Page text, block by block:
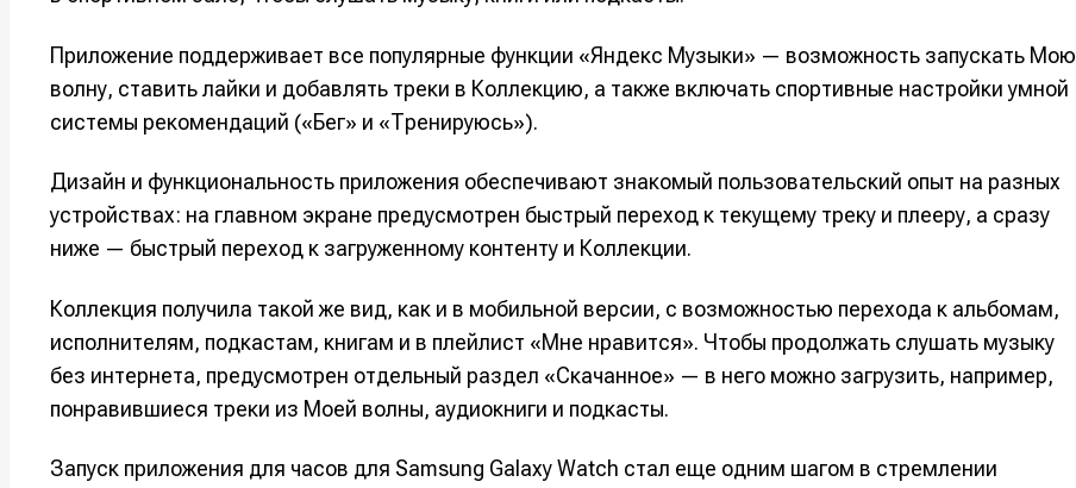
Приложение поддерживает все популярные функции «Яндекс Музыки» — возможность запускать Мою
волну, ставить лайки и добавлять треки в Коллекцию, а также включать спортивные настройки умной
системы рекомендаций («Бег» и «Тренируюсь»).
Дизайн и функциональность приложения обеспечивают знакомый пользовательский опыт на разных
устройствах: на главном экране предусмотрен быстрый переход к текущему треку и плееру, а сразу
ниже — быстрый переход к загруженному контенту и Коллекции.
Коллекция получила такой же вид, как и в мобильной версии, с возможностью перехода к альбомам,
исполнителям, подкастам, книгам и в плейлист «Мне нравится». Чтобы продолжать слушать музыку
без интернета, предусмотрен отдельный раздел «Скачанное» — в него можно загрузить, например,
понравившиеся треки из Моей волны, аудиокниги и подкасты.
Запуск приложения для часов для Samsung Galaxy Watch стал еще одним шагом в стремлении